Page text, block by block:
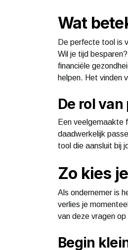
Wat
De perfecte tool is
Wil je tijd
financiële
helpen. Het vinden
De rol
Een veelgemaakte
daadwerkelijk
tool die aansluit bij
Zo kies
Als ondernemer is
verlies je
van deze vragen
Begin